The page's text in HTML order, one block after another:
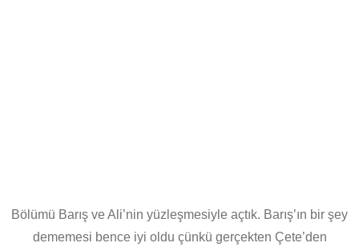
Bölümü Barış ve Ali’nin yüzleşmesiyle açtık. Barış’ın bir şey
dememesi bence iyi oldu çünkü gerçekten Çete’den